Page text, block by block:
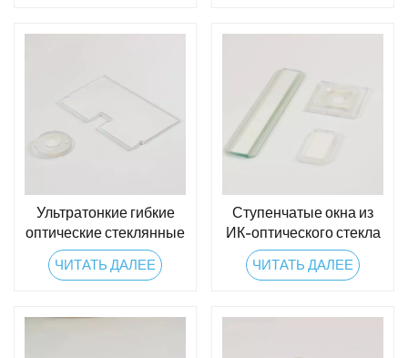
Ультратонкие гибкие
оптические стеклянные
щелевые окна
ЧИТАТЬ ДАЛЕЕ
Ступенчатые окна из
ИК-оптического стекла
ZnSe/Ge/Sapphire
ЧИТАТЬ ДАЛЕЕ